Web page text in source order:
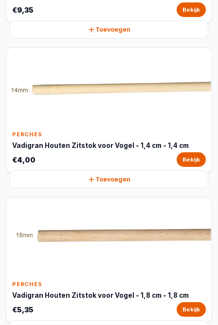
€9,35 Bekijk
Toevoegen
PERCHES
Vadigran Houten Zitstok voor Vogel - 1,4 cm - 1,4 cm
€4,00 Bekijk
Toevoegen
PERCHES
Vadigran Houten Zitstok voor Vogel - 1,8 cm - 1,8 cm
€5,35 Bekijk